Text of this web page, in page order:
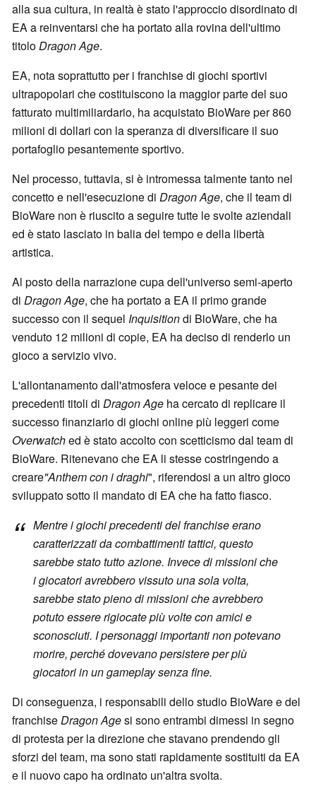
alla sua cultura, in realtà è stato l'approccio disordinato di
EA a reinventarsi che ha portato alla rovina dell'ultimo
titoloDragon Age.
EA, nota soprattutto per i franchise di giochi sportivi
ultrapopolari che costituiscono la maggior parte del suo
fatturato multimiliardario, ha acquistato BioWare per 860
milioni di dollari con la speranza di diversificare il suo
portafoglio pesantemente sportivo.
Nel processo, tuttavia, si è intromessa talmente tanto nel
concetto e nell'esecuzione di Dragon Age, che il team di
BioWare non è riuscito a seguire tutte le svolte aziendali
ed è stato lasciato in balia del tempo e della libertà
artistica.
Al posto della narrazione cupa dell'universo semi-aperto
di Dragon Age, che ha portato a EA il primo grande
successo con il sequel Inquisitiondi BioWare, che ha
venduto 12 milioni di copie, EA ha deciso di renderlo un
gioco a servizio vivo.
L'allontanamento dall'atmosfera veloce e pesante dei
precedenti titoli di Dragon Age ha cercato di replicare il
successo finanziario di giochi online più leggeri come
Overwatched è stato accolto con scetticismo dal team di
BioWare. Ritenevano che EA li stesse costringendo a
creare"Anthem con i draghi", riferendosi a un altro gioco
sviluppato sotto il mandato di EA che ha fatto fiasco.
Mentre i giochi precedenti del franchise erano
caratterizzati da combattimenti tattici, questo
sarebbe stato tutto azione. Invece di missioni che
i giocatori avrebbero vissuto una sola volta,
sarebbe stato pieno di missioni che avrebbero
potuto essere rigiocate più volte con amici e
sconosciuti. I personaggi importanti non potevano
morire, perché dovevano persistere per più
giocatori in un gameplay senza fine.
Di conseguenza, i responsabili dello studio BioWare e del
franchiseDragon Agesi sono entrambi dimessi in segno
di protesta per la direzione che stavano prendendo gli
sforzi del team, ma sono stati rapidamente sostituiti da EA
e il nuovo capo ha ordinato un'altra svolta.